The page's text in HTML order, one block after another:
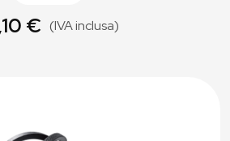
€ (IVA inclusa)